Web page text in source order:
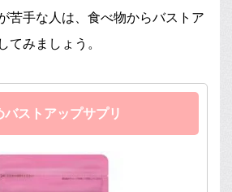
苦手な人は、食べ物からバストア
てみましょう。
ストアップサプリ